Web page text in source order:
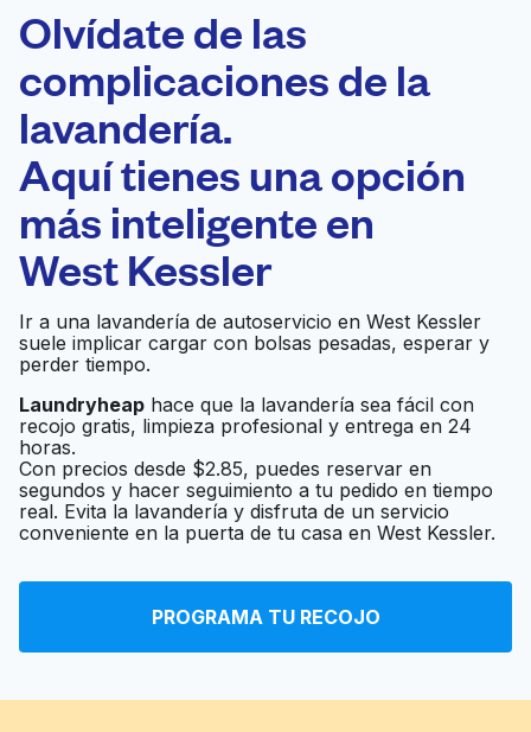
Laundryheap.com
Programa tu recogida
0 min
Recojo y entrega
casa
Abierto 24/7
Lavanderia
Ir al sitio web
Angelica Ir al sitio web
Roberto's Lavanderia,
LLC
Ir al sitio web
Laundry & Dry
Ir al sitio web
Olvídate de las
complicaciones de la
lavandería.
Aquí tienes una opción
más inteligente en
West Kessler
Ir a una lavandería de autoservicio en West Kessler
suele implicar cargar con bolsas pesadas, esperar y
perder tiempo.
Laundryheap hace que la lavandería sea fácil con
recojo gratis, limpieza profesional y entrega en 24
horas.
Con precios desde $2.85, puedes reservar en
segundos y hacer seguimiento a tu pedido en tiempo
real. Evita la lavandería y disfruta de un servicio
conveniente en la puerta de tu casa en West Kessler.
PROGRAMA TU RECOJO